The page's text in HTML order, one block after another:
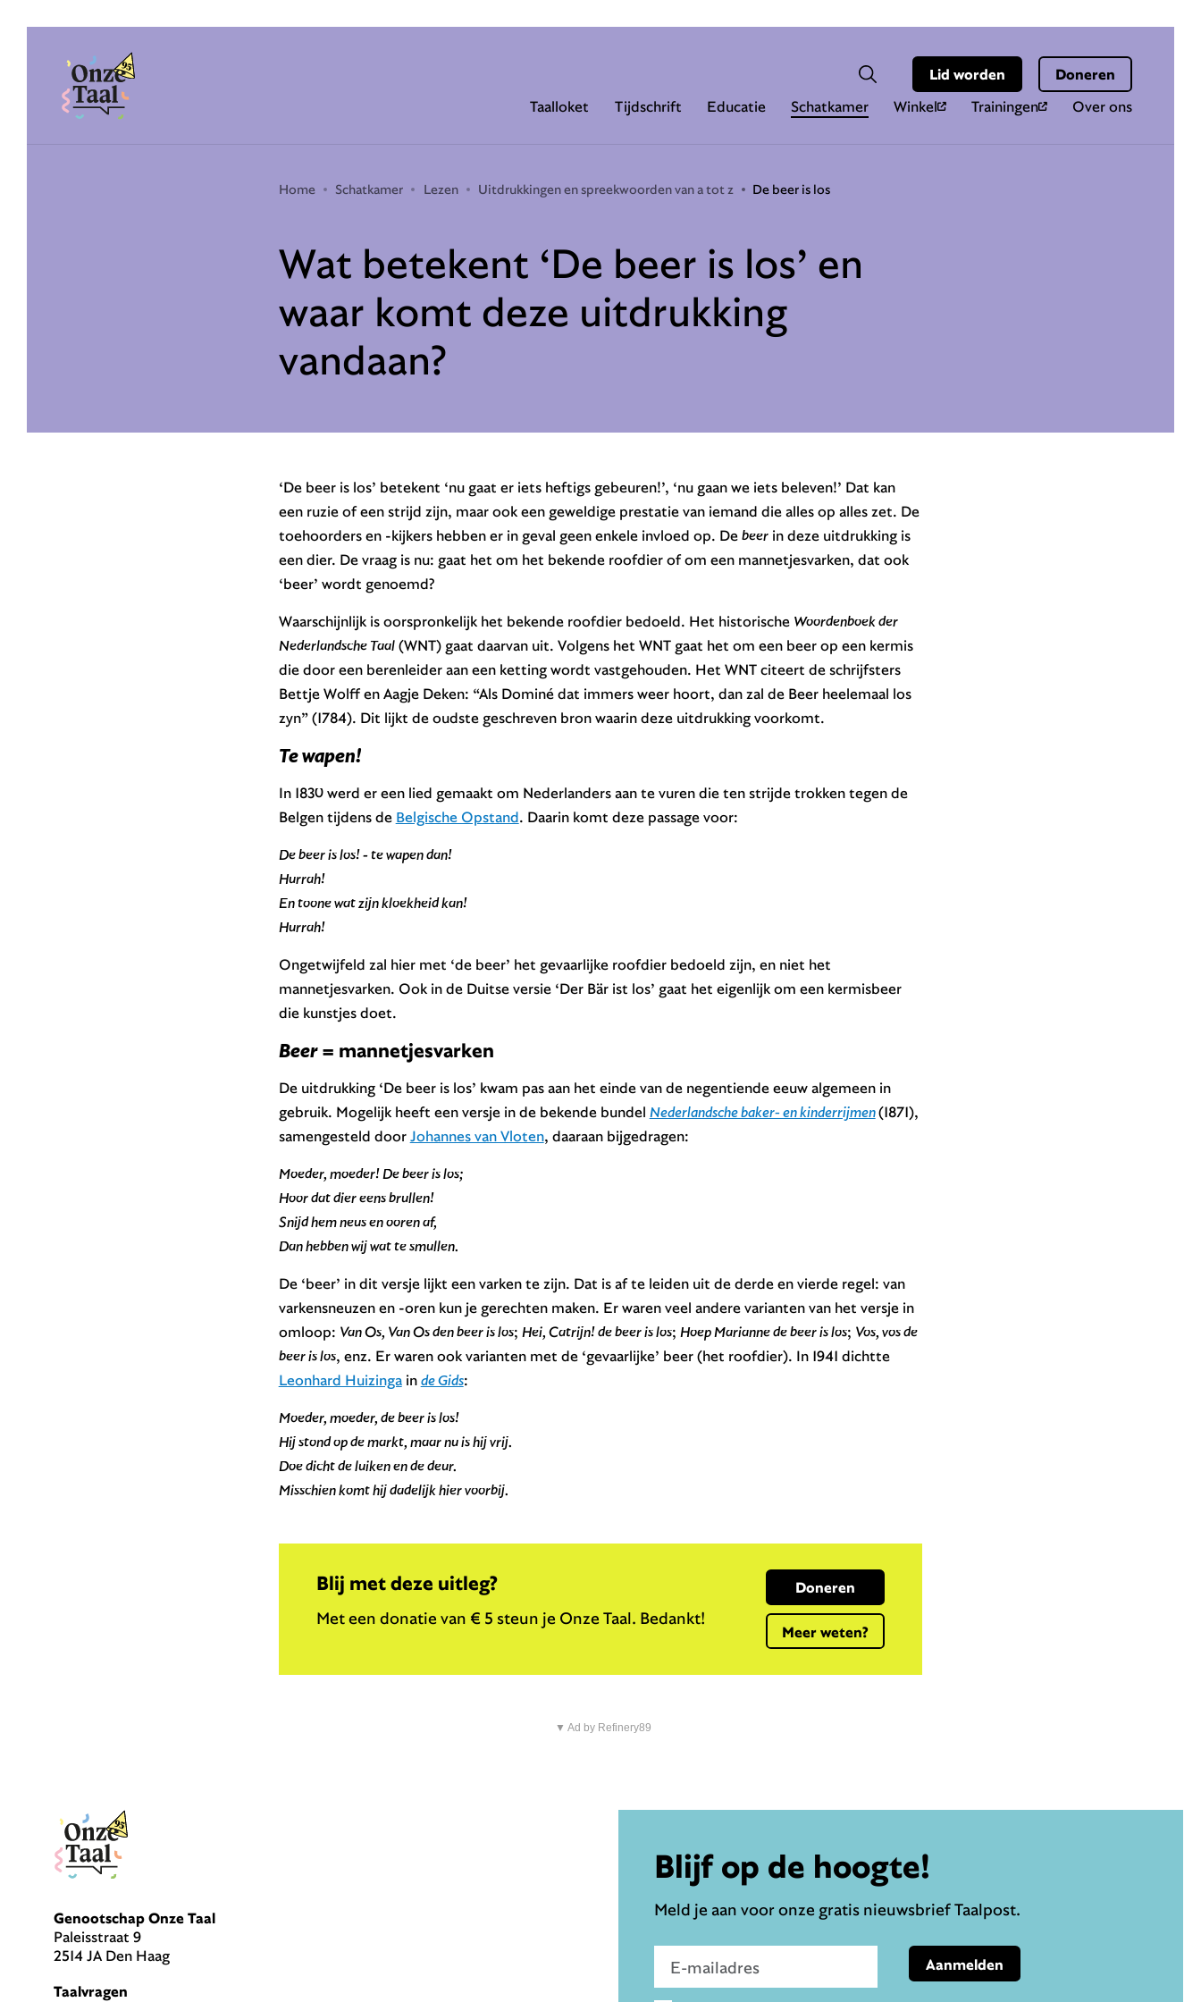
Onze Taal
Taalloket Tijdschrift Educatie Schatkamer Winkel Trainingen Over ons
Zoeken
ZoekveldLid worden Doneren
Home Schatkamer Lezen Uitdrukkingen en spreekwoorden van a tot z De beer is los
Wat betekent ‘De beer is los’ en
waar komt deze uitdrukking
vandaan?
‘De beer is los’ betekent ‘nu gaat er iets heftigs gebeuren!’, ‘nu gaan we iets beleven!’ Dat kan
een ruzie of een strijd zijn, maar ook een geweldige prestatie van iemand die alles op alles zet. De
toehoorders en -kijkers hebben er in geval geen enkele invloed op. Debeerin deze uitdrukking is
een dier. De vraag is nu: gaat het om het bekende roofdier of om een mannetjesvarken, dat ook
‘beer’ wordt genoemd?
Waarschijnlijk is oorspronkelijk het bekende roofdier bedoeld. Het historische Woordenboek der
Nederlandsche Taal(WNT) gaat daarvan uit. Volgens het WNT gaat het om een beer op een kermis
die door een berenleider aan een ketting wordt vastgehouden. Het WNT citeert de schrijfsters
Bettje Wolff en Aagje Deken: “Als Dominé dat immers weer hoort, dan zal de Beer heelemaal los
zyn” (1784). Dit lijkt de oudste geschreven bron waarin deze uitdrukking voorkomt.
Te wapen!
In 1830 werd er een lied gemaakt om Nederlanders aan te vuren die ten strijde trokken tegen de
Belgen tijdens de Belgische Opstand. Daarin komt deze passage voor:
De beer is los! - te wapen dan!
Hurrah!
En toone wat zijn kloekheid kan!
Hurrah!
Ongetwijfeld zal hier met ‘de beer’ het gevaarlijke roofdier bedoeld zijn, en niet het
mannetjesvarken. Ook in de Duitse versie ‘Der Bär ist los’ gaat het eigenlijk om een kermisbeer
die kunstjes doet.
Beer= mannetjesvarken
De uitdrukking ‘De beer is los’ kwam pas aan het einde van de negentiende eeuw algemeen in
gebruik. Mogelijk heeft een versje in de bekende bundel Nederlandsche baker- en kinderrijmen(1871),
samengesteld doorJohannes van Vloten, daaraan bijgedragen:
Moeder, moeder! De beer is los;
Hoor dat dier eens brullen!
Snijd hem neus en ooren af,
Dan hebben wij wat te smullen.
De ‘beer’ in dit versje lijkt een varken te zijn. Dat is af te leiden uit de derde en vierde regel: van
varkensneuzen en -oren kun je gerechten maken. Er waren veel andere varianten van het versje in
omloop: Van Os, Van Os den beer is los; Hei, Catrijn! de beer is los; Hoep Marianne de beer is los; Vos, vos de
beer is los, enz. Er waren ook varianten met de ‘gevaarlijke’ beer (het roofdier). In 1941 dichtte
Leonhard Huizingainde Gids:
Moeder, moeder, de beer is los!
Hij stond op de markt, maar nu is hij vrij.
Doe dicht de luiken en de deur.
Misschien komt hij dadelijk hier voorbij.
Blij met deze uitleg?
Met een donatie van € 5 steun je Onze Taal. Bedankt!
Doneren
Meer weten?
▼ Ad by Refinery89
Genootschap Onze Taal
Paleisstraat 9
2514 JA Den Haag
Taalvragen
Blijf op de hoogte!
Meld je aan voor onze gratis nieuwsbrief Taalpost.
Aanmelden